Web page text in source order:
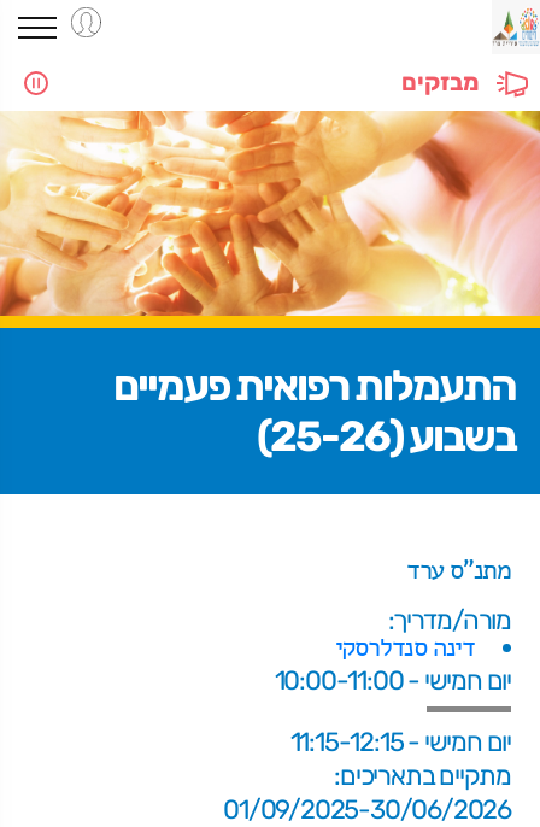
מבזקים
התעמלות רפואית פעמיים
בשבוע (25-26)
מתנ"ס ערד
מורה/מדריך:
דינה סנדלרסקי
יום חמישי - 10:00-11:00
יום חמישי - 11:15-12:15
מתקיים בתאריכים:
01/09/2025-30/06/2026